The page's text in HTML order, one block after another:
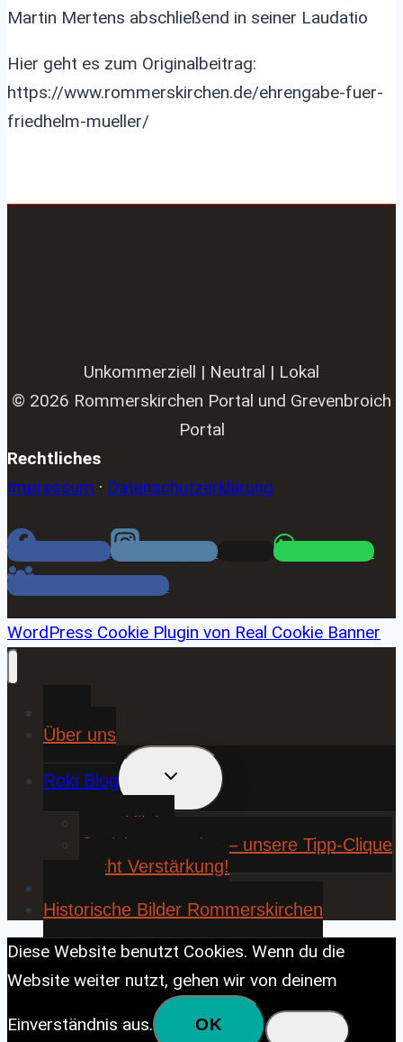
Martin Mertens abschließend in seiner Laudatio
Hier geht es zum Originalbeitrag:
https://www.rommerskirchen.de/ehrengabe-fuer-
friedhelm-mueller/
Unkommerziell | Neutral | Lokal
© 2026 Rommerskirchen Portal und Grevenbroich
Portal
Rechtliches
Impressum · Datenschutzerklärung
Facebook Instagram
WhatsApp
Facebook Gruppe
WordPress Cookie Plugin von Real Cookie Banner
Über uns
Roki Blog
UNTERMENÜ
UMSCHALTEN
❤️ Rokiliebe
⚽ KickStart 25/26 – unsere Tipp-Clique
sucht Verstärkung!
Historische Bilder Rommerskirchen
Diese Website benutzt Cookies. Wenn du die
Website weiter nutzt, gehen wir von deinem
Einverständnis aus. OK